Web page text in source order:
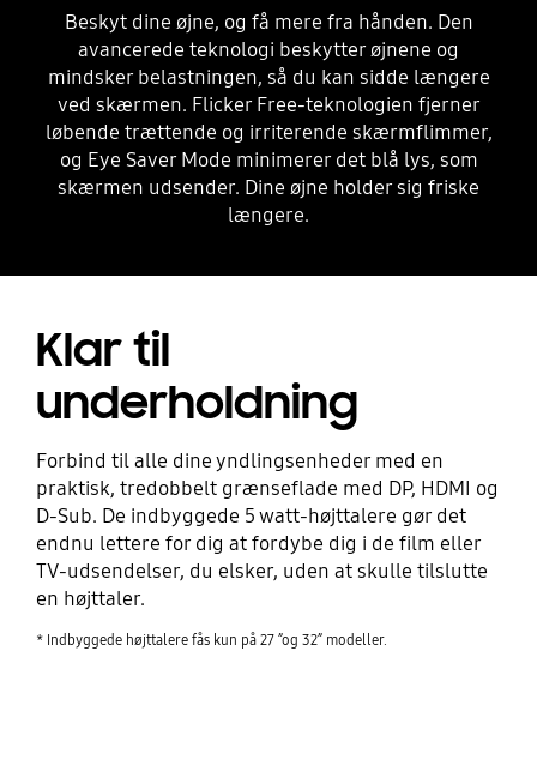
Beskyt dine øjne, og få mere fra hånden. Den
avancerede teknologi beskytter øjnene og
mindsker belastningen, så du kan sidde længere
ved skærmen. Flicker Free-teknologien fjerner
løbende trættende og irriterende skærmflimmer,
og Eye Saver Mode minimerer det blå lys, som
skærmen udsender. Dine øjne holder sig friske
længere.
Klar til
underholdning
Forbind til alle dine yndlingsenheder med en
praktisk, tredobbelt grænseflade med DP, HDMI og
D-Sub. De indbyggede 5 watt-højttalere gør det
endnu lettere for dig at fordybe dig i de film eller
TV-udsendelser, du elsker, uden at skulle tilslutte
en højttaler.
* Indbyggede højttalere fås kun på 27 ”og 32” modeller.